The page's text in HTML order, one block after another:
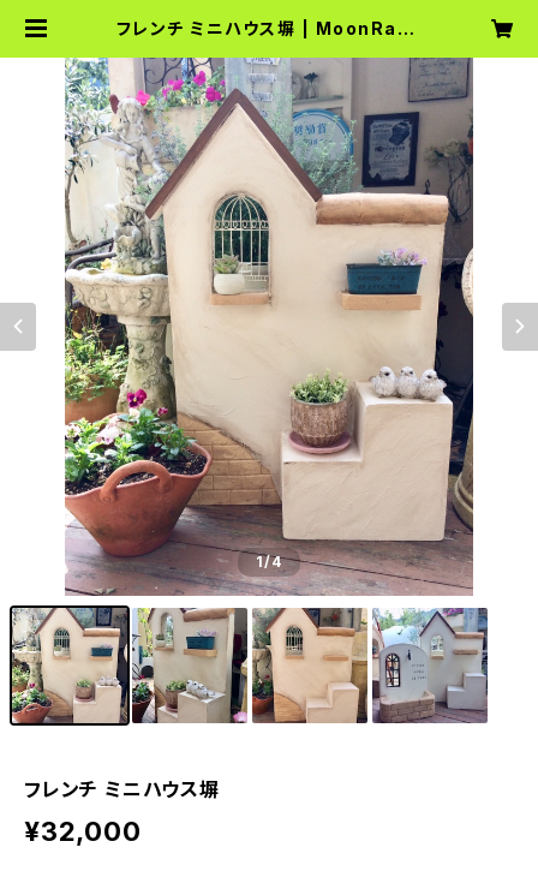
フレンチ ミニハウス塀 | MoonRabb
1/4
フレンチ ミニハウス塀
¥32,000